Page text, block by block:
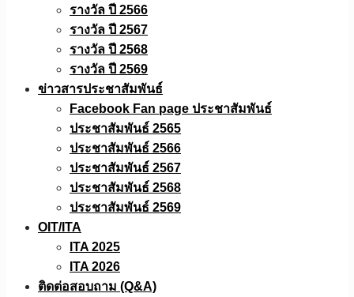
รางวัล ปี 2566
รางวัล ปี 2567
รางวัล ปี 2568
รางวัล ปี 2569
ข่าวสารประชาสัมพันธ์
Facebook Fan page ประชาสัมพันธ์
ประชาสัมพันธ์ 2565
ประชาสัมพันธ์ 2566
ประชาสัมพันธ์ 2567
ประชาสัมพันธ์ 2568
ประชาสัมพันธ์ 2569
OIT/ITA
ITA 2025
ITA 2026
ติดต่อสอบถาม (Q&A)